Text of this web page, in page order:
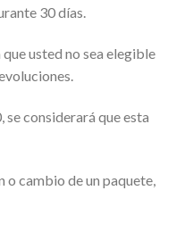
30 días.
usted no sea elegible
se considerará que esta
cambio de un paquete,